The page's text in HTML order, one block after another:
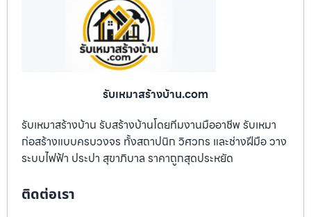
รับเหมาสร้างบ้าน.com
รับเหมาสร้างบ้าน รับสร้างบ้านโดยทีมงานมืออาชีพ รับเหมา
ก่อสร้างแบบครบวงจร ทั้งสถาปนิก วิศวกร และช่างฝีมือ วาง
ระบบไฟฟ้า ประปา สุขาภิบาล ราคาถูกสุดประหยัด
ติดต่อเรา